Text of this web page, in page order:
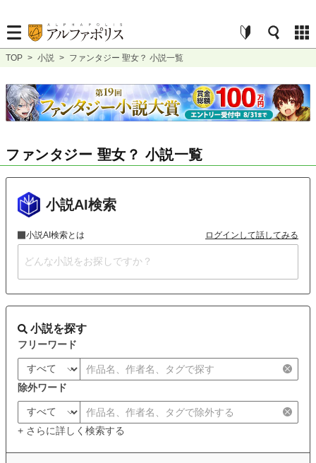
TOP > 小説 > ファンタジー 聖女？ 小説一覧
ファンタジー 聖女？ 小説一覧
小説AI検索
小説AI検索とは ログインして話してみる
小説を探す
フリーワード
除外ワード
+ さらに詳しく検索する